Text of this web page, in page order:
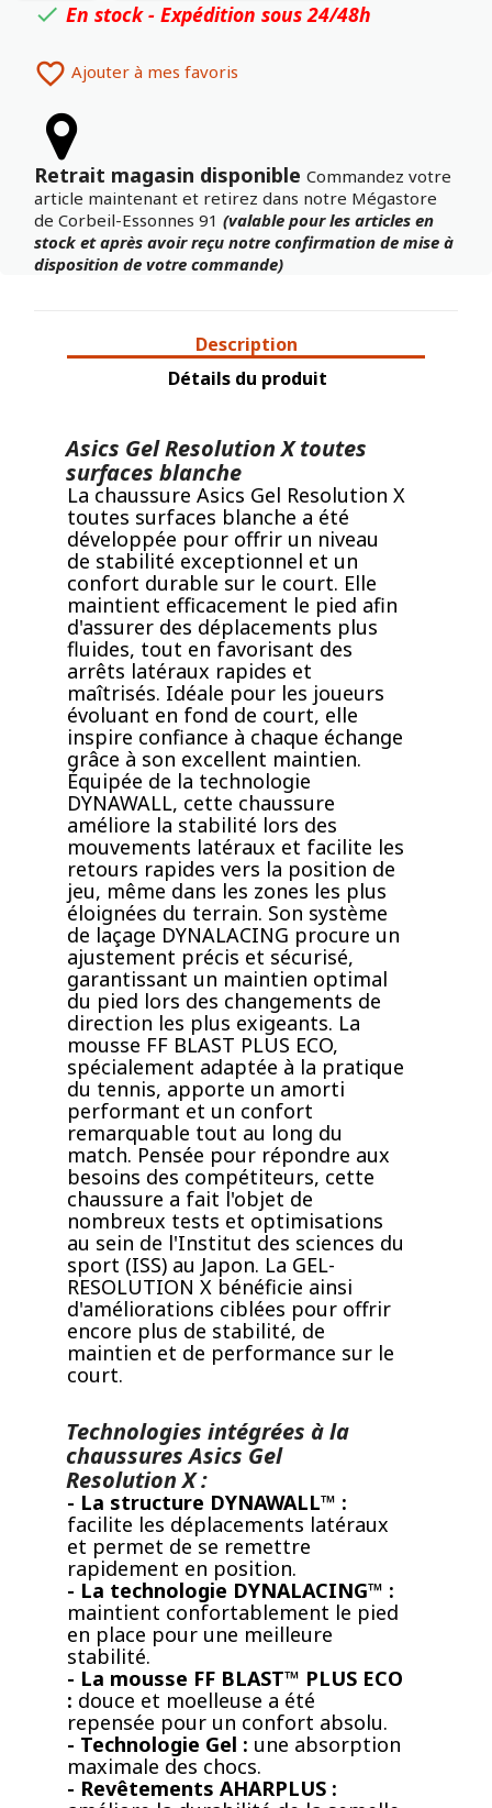
 En stock - Expédition sous 24/48h
 Ajouter à mes favoris
Retrait magasin disponible Commandez votre
article maintenant et retirez dans notre Mégastore
de Corbeil-Essonnes 91 (valable pour les articles en
stock et après avoir reçu notre confirmation de mise à
disposition de votre commande)
Description
Détails du produit
Asics Gel Resolution X toutes
surfaces blanche
La chaussure Asics Gel Resolution X
toutes surfaces blanche a été
développée pour offrir un niveau
de stabilité exceptionnel et un
confort durable sur le court. Elle
maintient efficacement le pied afin
d'assurer des déplacements plus
fluides, tout en favorisant des
arrêts latéraux rapides et
maîtrisés. Idéale pour les joueurs
évoluant en fond de court, elle
inspire confiance à chaque échange
grâce à son excellent maintien.
Équipée de la technologie
DYNAWALL, cette chaussure
améliore la stabilité lors des
mouvements latéraux et facilite les
retours rapides vers la position de
jeu, même dans les zones les plus
éloignées du terrain. Son système
de laçage DYNALACING procure un
ajustement précis et sécurisé,
garantissant un maintien optimal
du pied lors des changements de
direction les plus exigeants. La
mousse FF BLAST PLUS ECO,
spécialement adaptée à la pratique
du tennis, apporte un amorti
performant et un confort
remarquable tout au long du
match. Pensée pour répondre aux
besoins des compétiteurs, cette
chaussure a fait l'objet de
nombreux tests et optimisations
au sein de l'Institut des sciences du
sport (ISS) au Japon. La GEL-
RESOLUTION X bénéficie ainsi
d'améliorations ciblées pour offrir
encore plus de stabilité, de
maintien et de performance sur le
court.
Technologies intégrées à la
chaussures Asics Gel
Resolution X :
- La structure DYNAWALL™ :
facilite les déplacements latéraux
et permet de se remettre
rapidement en position.
- La technologie DYNALACING™ :
maintient confortablement le pied
en place pour une meilleure
stabilité.
- La mousse FF BLAST™ PLUS ECO
: douce et moelleuse a été
repensée pour un confort absolu.
- Technologie Gel : une absorption
maximale des chocs.
- Revêtements AHARPLUS :